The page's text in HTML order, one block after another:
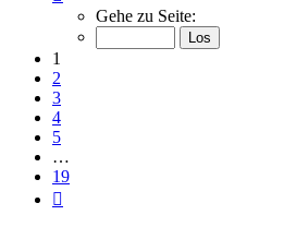
von
Gehe zu Seite:
1
2
3
4
5
…
19